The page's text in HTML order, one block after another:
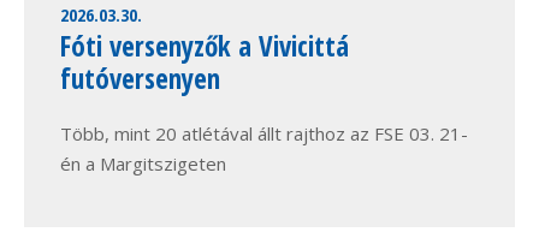
2026.03.30.
Fóti versenyzők a Vivicittá
futóversenyen
Több, mint 20 atlétával állt rajthoz az FSE 03. 21-
én a Margitszigeten